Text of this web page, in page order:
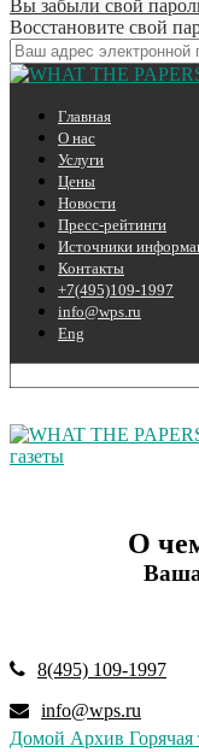
Вы забыли свой
Восстановите свой
Главная
О нас
Услуги
Цены
Новости
Пресс-рейтинги
Источники
Контакты
+7(495)109-1997
info@wps.ru
Eng
газеты
О
8(495) 109-1997
info@wps.ru
Домой Архив Горячая